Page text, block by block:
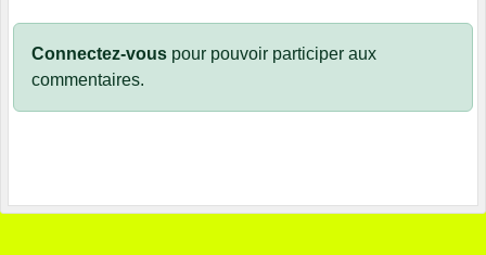
Connectez-vous pour pouvoir participer aux
commentaires.